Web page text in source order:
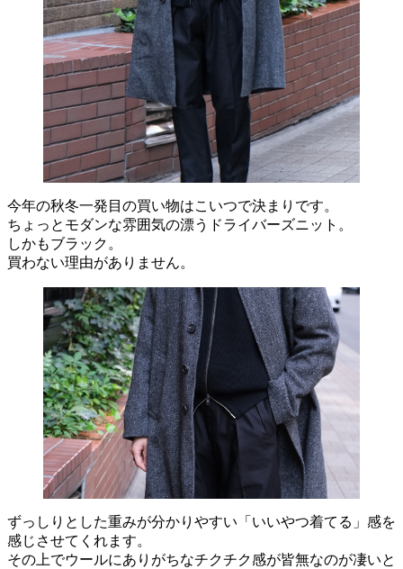
今年の秋冬一発目の買い物はこいつで決まりです。
ちょっとモダンな雰囲気の漂うドライバーズニット。
しかもブラック。
買わない理由がありません。
ずっしりとした重みが分かりやすい「いいやつ着てる」感を
感じさせてくれます。
その上でウールにありがちなチクチク感が皆無なのが凄いと